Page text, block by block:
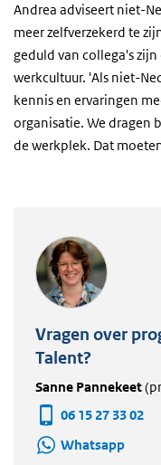
Andrea adviseert niet-
meer zelfverzekerd te
geduld van collega's
werkcultuur. 'Als niet-
kennis en ervaringen
organisatie. We dragen
de werkplek. Dat
Vragen over
Talent?
Sanne Pannekeet
06 15 27 33 02
Whatsapp